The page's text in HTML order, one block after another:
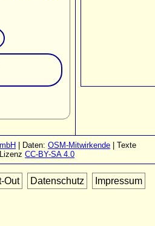
| Daten: OSM-Mitwirkende | Texte
CC-BY-SA 4.0
Out Datenschutz Impressum